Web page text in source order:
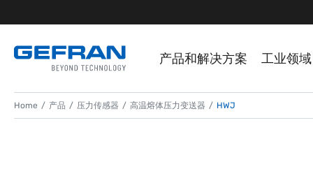
产品和解决方案 工业领域
Home 产品 压力传感器 高温熔体压力变送器 HWJ